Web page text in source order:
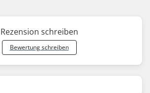
Rezension schreiben
Bewertung schreiben